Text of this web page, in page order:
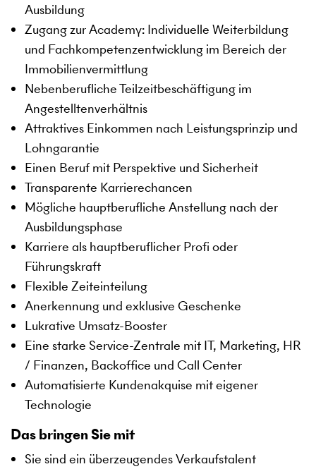
Ausbildung
Zugang zur Academy: Individuelle Weiterbildung
und Fachkompetenzentwicklung im Bereich der
Immobilienvermittlung
Nebenberufliche Teilzeitbeschäftigung im
Angestelltenverhältnis
Attraktives Einkommen nach Leistungsprinzip und
Lohngarantie
Einen Beruf mit Perspektive und Sicherheit
Transparente Karrierechancen
Mögliche hauptberufliche Anstellung nach der
Ausbildungsphase
Karriere als hauptberuflicher Profi oder
Führungskraft
Flexible Zeiteinteilung
Anerkennung und exklusive Geschenke
Lukrative Umsatz-Booster
Eine starke Service-Zentrale mit IT, Marketing, HR
/ Finanzen, Backoffice und Call Center
Automatisierte Kundenakquise mit eigener
Technologie
Das bringen Sie mit
Sie sind ein überzeugendes Verkaufstalent